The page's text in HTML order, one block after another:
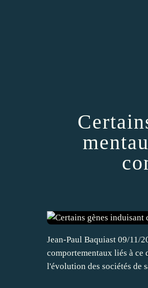
Jean-Paul Baquiast 09/11/
comportementaux liés à ce
l'évolution des sociétés de